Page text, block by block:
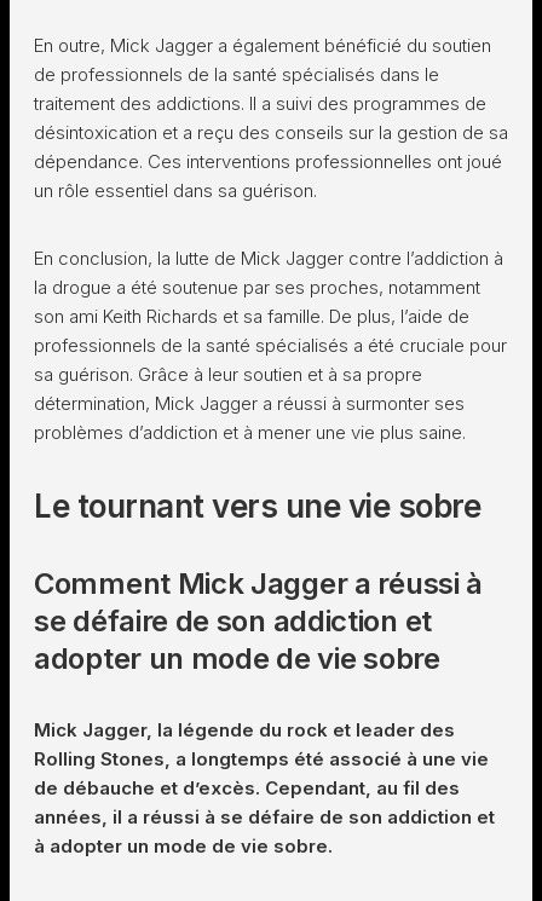
En outre, Mick Jagger a également bénéficié du soutien
de professionnels de la santé spécialisés dans le
traitement des addictions. Il a suivi des programmes de
désintoxication et a reçu des conseils sur la gestion de sa
dépendance. Ces interventions professionnelles ont joué
un rôle essentiel dans sa guérison.
En conclusion, la lutte de Mick Jagger contre l’addiction à
la drogue a été soutenue par ses proches, notamment
son ami Keith Richards et sa famille. De plus, l’aide de
professionnels de la santé spécialisés a été cruciale pour
sa guérison. Grâce à leur soutien et à sa propre
détermination, Mick Jagger a réussi à surmonter ses
problèmes d’addiction et à mener une vie plus saine.
Le tournant vers une vie sobre
Comment Mick Jagger a réussi à
se défaire de son addiction et
adopter un mode de vie sobre
Mick Jagger, la légende du rock et leader des
Rolling Stones, a longtemps été associé à une vie
de débauche et d’excès. Cependant, au fil des
années, il a réussi à se défaire de son addiction et
à adopter un mode de vie sobre.